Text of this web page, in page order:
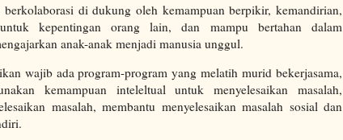
berkolaborasi di dukung oleh kemampuan berpikir, kemandirian,
kepentingan orang lain, dan mampu bertahan dalam
anak-anak menjadi manusia unggul.
wajib ada program-program yang melatih murid bekerjasama,
kemampuan inteleltual untuk menyelesaikan masalah,
masalah, membantu menyelesaikan masalah sosial dan